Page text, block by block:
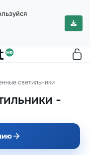
светильники
-